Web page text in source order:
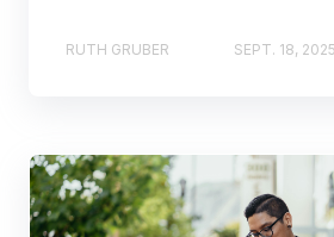
RUTH GRUBER SEPT. 18, 2025